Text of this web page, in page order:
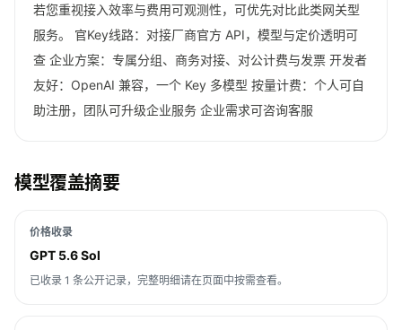
若您重视接入效率与费用可观测性，可优先对比此类网关型
服务。 官Key线路：对接厂商官方 API，模型与定价透明可
查 企业方案：专属分组、商务对接、对公计费与发票 开发者
友好：OpenAI 兼容，一个 Key 多模型 按量计费：个人可自
助注册，团队可升级企业服务 企业需求可咨询客服
模型覆盖摘要
价格收录
GPT 5.6 Sol
已收录 1 条公开记录，完整明细请在页面中按需查看。